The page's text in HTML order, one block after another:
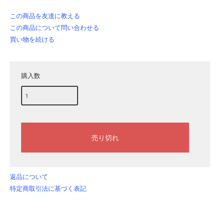
この商品を友達に教える
この商品について問い合わせる
買い物を続ける
購入数
返品について
特定商取引法に基づく表記